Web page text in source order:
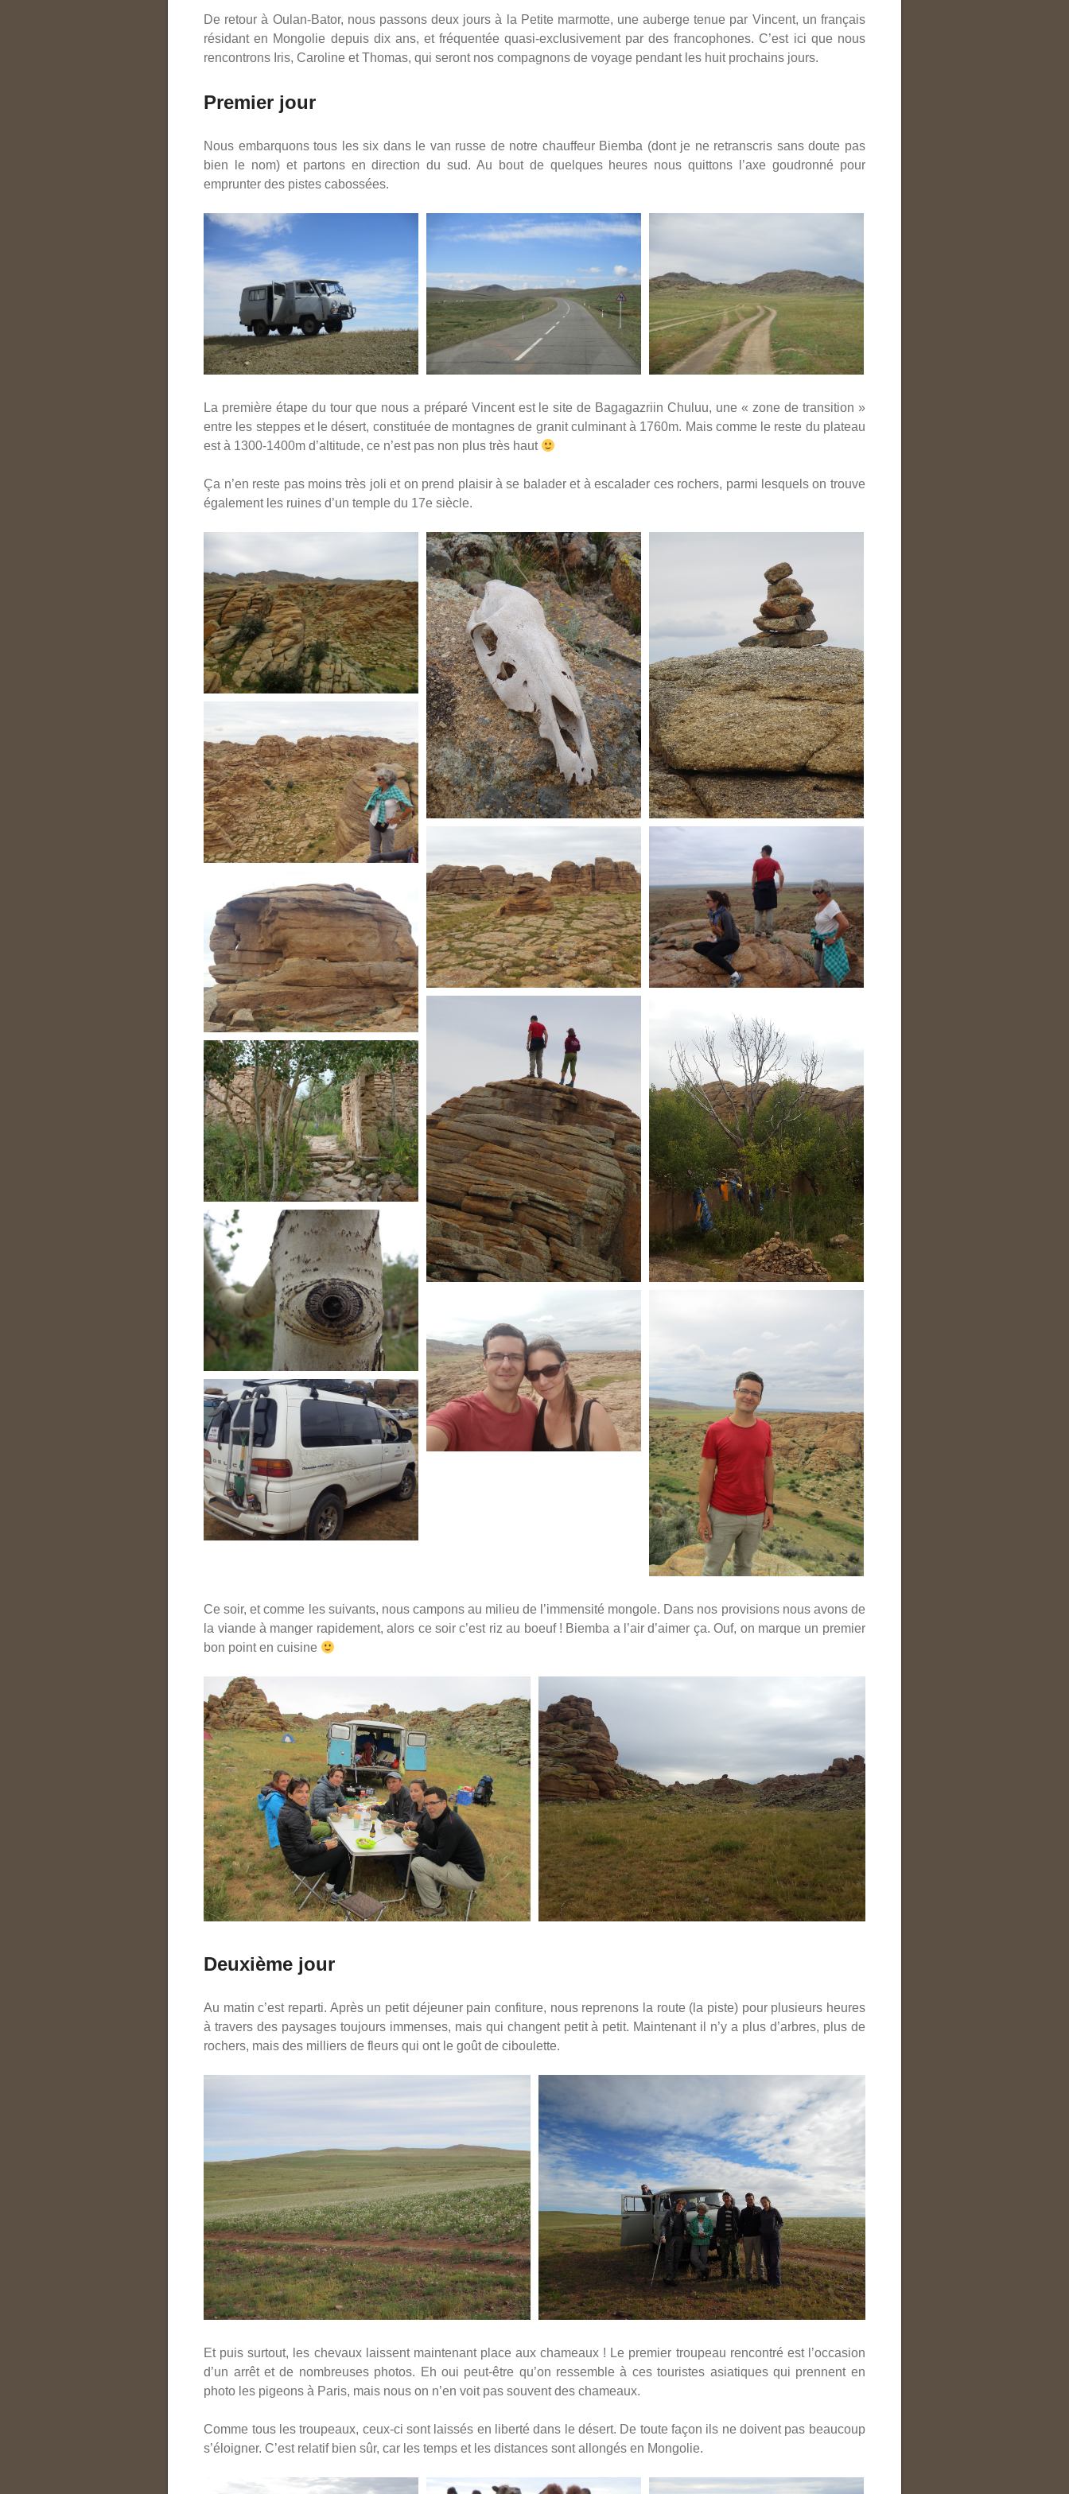
De retour à Oulan-Bator, nous passons deux jours à la Petite marmotte, une auberge tenue par Vincent, un français
résidant en Mongolie depuis dix ans, et fréquentée quasi-exclusivement par des francophones. C’est ici que nous
rencontrons Iris, Caroline et Thomas, qui seront nos compagnons de voyage pendant les huit prochains jours.
Premier jour
Nous embarquons tous les six dans le van russe de notre chauffeur Biemba (dont je ne retranscris sans doute pas
bien le nom) et partons en direction du sud. Au bout de quelques heures nous quittons l’axe goudronné pour
emprunter des pistes cabossées.
La première étape du tour que nous a préparé Vincent est le site de Bagagazriin Chuluu, une « zone de transition »
entre les steppes et le désert, constituée de montagnes de granit culminant à 1760m. Mais comme le reste du plateau
est à 1300-1400m d’altitude, ce n’est pas non plus très haut
Ça n’en reste pas moins très joli et on prend plaisir à se balader et à escalader ces rochers, parmi lesquels on trouve
également les ruines d’un temple du 17e siècle.
Ce soir, et comme les suivants, nous campons au milieu de l’immensité mongole. Dans nos provisions nous avons de
la viande à manger rapidement, alors ce soir c’est riz au boeuf ! Biemba a l’air d’aimer ça. Ouf, on marque un premier
bon point en cuisine
Deuxième jour
Au matin c’est reparti. Après un petit déjeuner pain confiture, nous reprenons la route (la piste) pour plusieurs heures
à travers des paysages toujours immenses, mais qui changent petit à petit. Maintenant il n’y a plus d’arbres, plus de
rochers, mais des milliers de fleurs qui ont le goût de ciboulette.
Et puis surtout, les chevaux laissent maintenant place aux chameaux ! Le premier troupeau rencontré est l’occasion
d’un arrêt et de nombreuses photos. Eh oui peut-être qu’on ressemble à ces touristes asiatiques qui prennent en
photo les pigeons à Paris, mais nous on n’en voit pas souvent des chameaux.
Comme tous les troupeaux, ceux-ci sont laissés en liberté dans le désert. De toute façon ils ne doivent pas beaucoup
s’éloigner. C’est relatif bien sûr, car les temps et les distances sont allongés en Mongolie.